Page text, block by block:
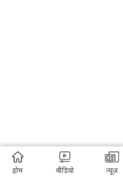
होम वीडियो न्यूज़